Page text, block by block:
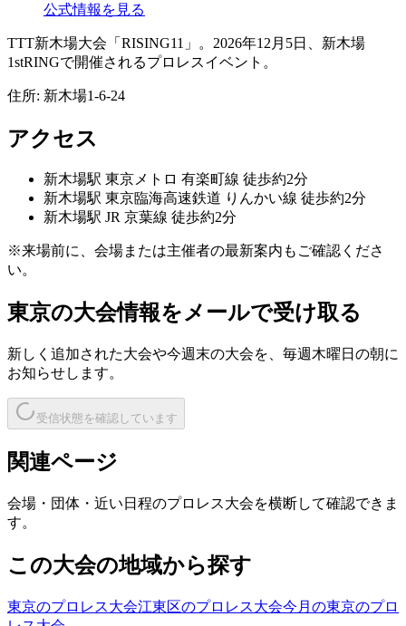
公式情報を見る
TTT新木場大会「RISING11」。2026年12月5日、新木場
1stRINGで開催されるプロレスイベント。
住所: 新木場1-6-24
アクセス
新木場駅 東京メトロ 有楽町線 徒歩約2分
新木場駅 東京臨海高速鉄道 りんかい線 徒歩約2分
新木場駅 JR 京葉線 徒歩約2分
※来場前に、会場または主催者の最新案内もご確認くださ
い。
東京の大会情報をメールで受け取る
新しく追加された大会や今週末の大会を、 毎週木曜日の朝に
お知らせします。
受信状態を確認しています
関連ページ
会場・団体・近い日程のプロレス大会を横断して確認できま
す。
この大会の地域から探す
東京のプロレス大会江東区のプロレス大会今月の東京のプロ